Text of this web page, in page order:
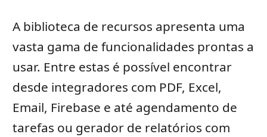
A biblioteca de recursos apresenta uma
vasta gama de funcionalidades prontas a
usar. Entre estas é possível encontrar
desde integradores com PDF, Excel,
Email, Firebase e até agendamento de
tarefas ou gerador de relatórios com